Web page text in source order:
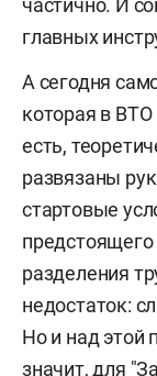
главных
А сегодня
которая в ВТО
есть,
развязаны
стартовые
разделения
недостаток:
Но и над этой
значит, для